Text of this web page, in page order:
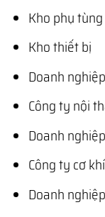
Kho phụ tùng
Kho thiết bị
Doanh
Công ty nội
Doanh
Công ty cơ khí
Doanh